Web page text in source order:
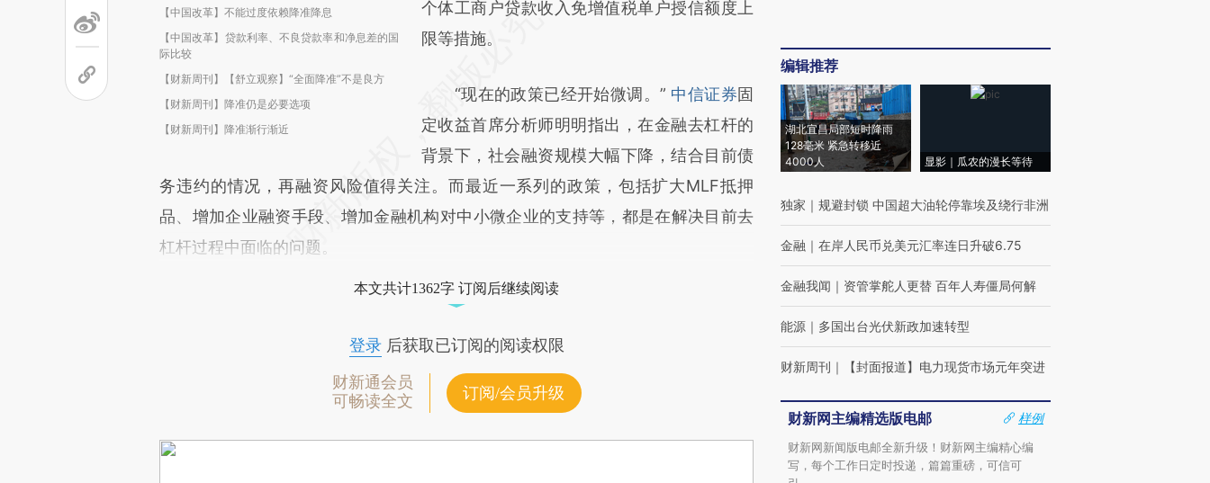
【中国改革】不能过度依赖降准降息
【中国改革】贷款利率、不良贷款率和净息差的国
际比较
【财新周刊】【舒立观察】“全面降准”不是良方
【财新周刊】降准仍是必要选项
【财新周刊】降准渐行渐近
个体工商户贷款收入免增值税单户授信额度上
限等措施。
“现在的政策已经开始微调。” 中信证券固
定收益首席分析师明明指出，在金融去杠杆的
背景下，社会融资规模大幅下降，结合目前债
务违约的情况，再融资风险值得关注。而最近一系列的政策，包括扩大MLF抵押
品、增加企业融资手段、增加金融机构对中小微企业的支持等，都是在解决目前去
杠杆过程中面临的问题。
本文共计1362字 订阅后继续阅读
登录后获取已订阅的阅读权限
财新通会员
可畅读全文
订阅/会员升级
编辑推荐
湖北宜昌局部短时降雨
128毫米 紧急转移近
4000人
显影｜瓜农的漫长等待
独家 ｜ 规避封锁 中国超大油轮停靠埃及绕行非洲
金融 ｜ 在岸人民币兑美元汇率连日升破6.75
金融我闻 ｜ 资管掌舵人更替 百年人寿僵局何解
能源 ｜ 多国出台光伏新政加速转型
财新周刊 ｜ 【封面报道】电力现货市场元年突进
财新网主编精选版电邮
样例
财新网新闻版电邮全新升级！财新网主编精心编
写，每个工作日定时投递，篇篇重磅，可信可